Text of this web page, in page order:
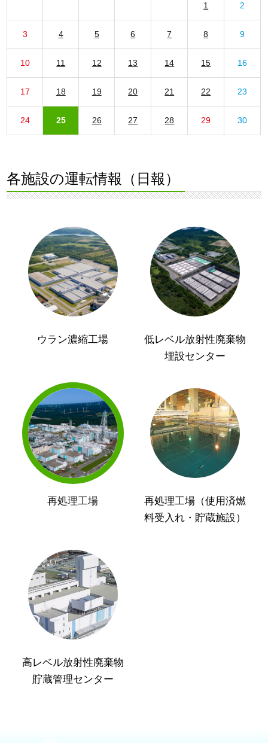
1 2
3 4 5 6 7 8 9
10 11 12 13 14 15 16
17 18 19 20 21 22 23
24 25 26 27 28 29 30
各施設の運転情報（日報）
ウラン濃縮工場
低レベル放射性廃棄物
埋設センター
再処理工場
再処理工場（使用済燃
料受入れ・貯蔵施設）
高レベル放射性廃棄物
貯蔵管理センター